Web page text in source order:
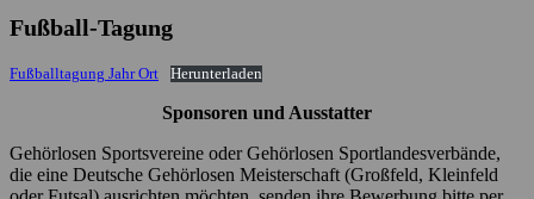
Fußball-Tagung
Fußballtagung Jahr Ort Herunterladen
Sponsoren und Ausstatter
Gehörlosen Sportsvereine oder Gehörlosen Sportlandesverbände,
die eine Deutsche Gehörlosen Meisterschaft (Großfeld, Kleinfeld